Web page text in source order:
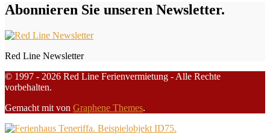
Abonnieren Sie unseren Newsletter.
Red Line Newsletter
© 1997 - 2026 Red Line Ferienvermietung - Alle Rechte
vorbehalten.
Gemacht mit von Graphene Themes.